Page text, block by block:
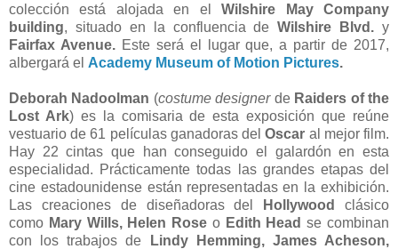
colección está alojada en elWilshire May Company
building, situado en la confluencia deWilshire Blvd. y
Fairfax Avenue. Este será el lugar que, a partir de 2017,
albergará el Academy Museum of Motion Pictures.
Deborah Nadoolman (costume designerde Raiders of the
Lost Ark) es la comisaria de esta exposición que reúne
vestuario de 61 películas ganadoras delOscar al mejor film.
Hay 22 cintas que han conseguido el galardón en esta
especialidad. Prácticamente todas las grandes etapas del
cine estadounidense están representadas en la exhibición.
Las creaciones de diseñadoras del
Hollywood
clásico
como Mary Wills, Helen Rose o Edith Head se combinan
con los trabajos de
Lindy Hemming, James Acheson,